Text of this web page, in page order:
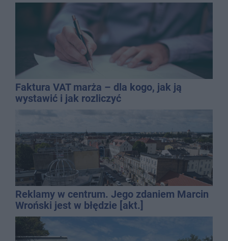
Faktura VAT marża – dla kogo, jak ją
wystawić i jak rozliczyć
Reklamy w centrum. Jego zdaniem Marcin
Wroński jest w błędzie [akt.]